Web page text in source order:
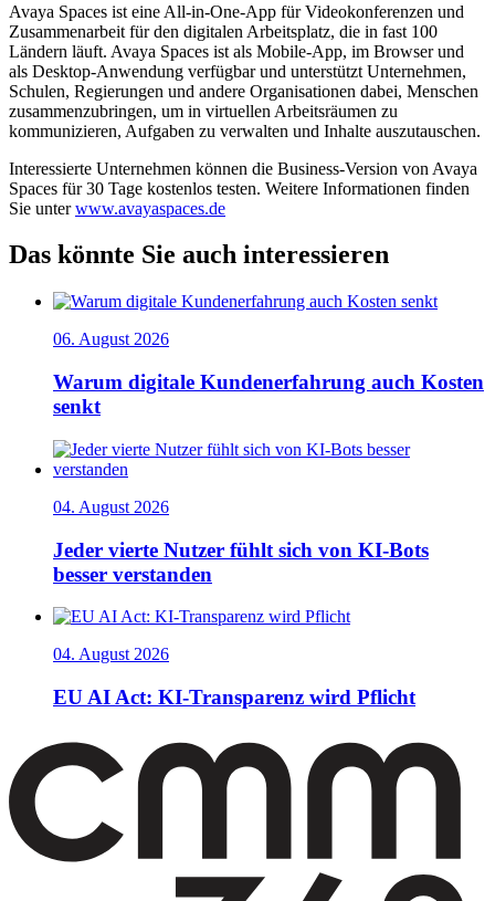
Avaya Spaces ist eine All-in-One-App für Videokonferenzen und
Zusammenarbeit für den digitalen Arbeitsplatz, die in fast 100
Ländern läuft. Avaya Spaces ist als Mobile-App, im Browser und
als Desktop-Anwendung verfügbar und unterstützt Unternehmen,
Schulen, Regierungen und andere Organisationen dabei, Menschen
zusammenzubringen, um in virtuellen Arbeitsräumen zu
kommunizieren, Aufgaben zu verwalten und Inhalte auszutauschen.
Interessierte Unternehmen können die Business-Version von Avaya
Spaces für 30 Tage kostenlos testen. Weitere Informationen finden
Sie unterwww.avayaspaces.de
Das könnte Sie auch interessieren
06. August 2026
Warum digitale Kundenerfahrung auch Kosten
senkt
04. August 2026
Jeder vierte Nutzer fühlt sich von KI-Bots
besser verstanden
04. August 2026
EU AI Act: KI-Transparenz wird Pflicht